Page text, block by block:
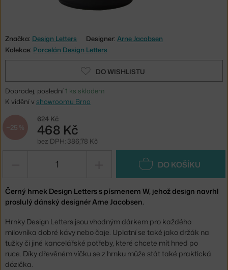
Značka: Design Letters Designer: Arne Jacobsen
Kolekce: Porcelán Design Letters
DO WISHLISTU
Doprodej, poslední1 ks skladem
K vidění v showroomu Brno
−25 %
624 Kč
468 Kč
bez DPH: 386,78 Kč
DO KOŠÍKU
Černý hrnek Design Letters s písmenem W, jehož design navrhl
proslulý dánský designér Arne Jacobsen.
Hrnky Design Letters jsou vhodným dárkem pro každého
milovníka dobré kávy nebo čaje. Uplatní se také jako držák na
tužky či jiné kancelářské potřeby, které chcete mít hned po
ruce. Díky dřevěném víčku se z hrnku může stát také praktická
dózička.